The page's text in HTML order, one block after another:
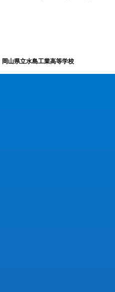
岡山県立水島工業高等学校